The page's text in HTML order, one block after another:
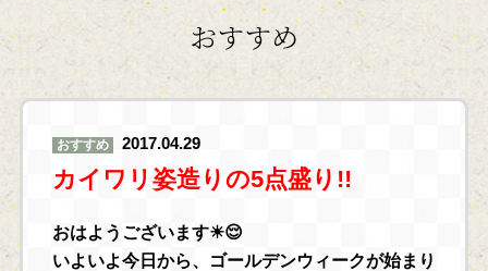
おすすめ
おすすめ 2017.04.29
カイワリ姿造りの5点盛り!!
おはようございます☀😌
いよいよ今日から、ゴールデンウィークが始まり